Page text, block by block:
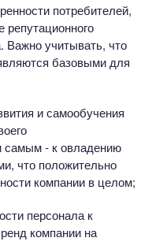
потребителей,
репутационного
Важно учитывать, что
базовыми для
и самообучения
самым - к овладению
что положительно
компании в целом;
персонала к
компании на